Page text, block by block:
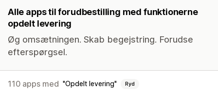
Alle apps til forudbestilling med funktionerne
opdelt levering
Øg omsætningen. Skab begejstring. Forudse
efterspørgsel.
110 apps med Opdelt levering Ryd